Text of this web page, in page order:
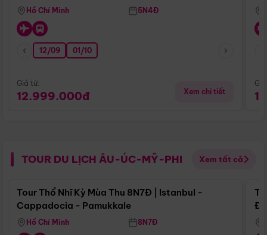
Hồ Chí Minh 5N4Đ
12/09 01/10
Giá từ:
12.999.000đ Xem chi tiết
TOUR DU LỊCH ÂU-ÚC-MỸ-PHI Xem tất cả
Điểm nổi bật
Tour Thổ Nhĩ Kỳ Mùa Thu 8N7Đ | Istanbul -
Cappadocia - Pamukkale
Hồ Chí Minh 8N7Đ